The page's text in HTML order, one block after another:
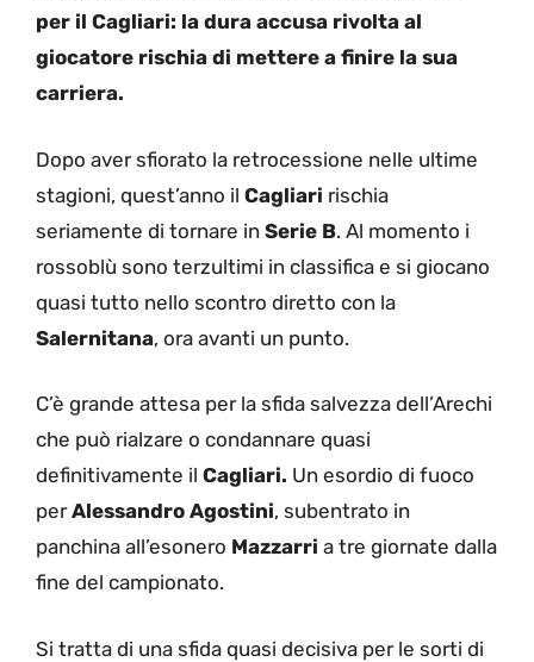
per il Cagliari: la dura accusa rivolta al
giocatore rischia di mettere a finire la sua
carriera.
Dopo aver sfiorato la retrocessione nelle ultime
stagioni, quest’anno il Cagliari rischia
seriamente di tornare in Serie B. Al momento i
rossoblù sono terzultimi in classifica e si giocano
quasi tutto nello scontro diretto con la
Salernitana, ora avanti un punto.
C’è grande attesa per la sfida salvezza dell’Arechi
che può rialzare o condannare quasi
definitivamente il Cagliari. Un esordio di fuoco
perAlessandro Agostini, subentrato in
panchina all’esonero Mazzarri a tre giornate dalla
fine del campionato.
Si tratta di una sfida quasi decisiva per le sorti di